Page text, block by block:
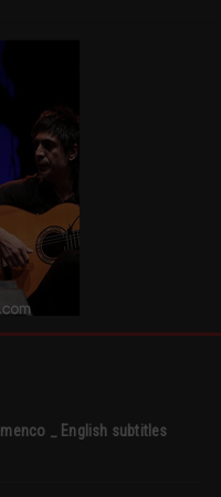
_ English subtitles